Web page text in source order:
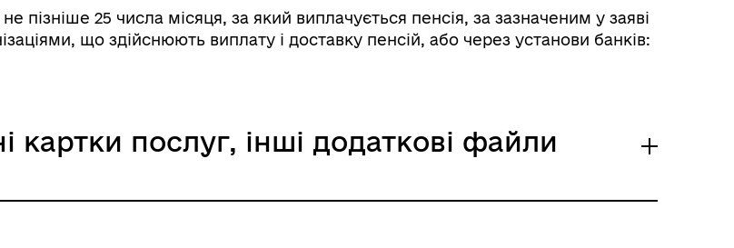
та
Військовослужбовцям,
пізніше 25 числа місяця, за який виплачується пенсія, за зазначеним у заяві
що здійснюють виплату і доставку пенсій, або через установи банків:
картки послуг, інші додаткові файли